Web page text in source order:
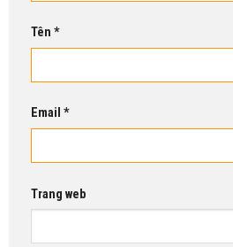
Tên *
Email *
Trang web